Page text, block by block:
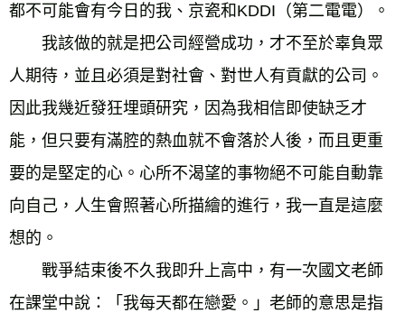
都不可能會有今日的我、京瓷和KDDI（第二電電）。
我該做的就是把公司經營成功，才不至於辜負眾
人期待，並且必須是對社會、對世人有貢獻的公司。
因此我幾近發狂埋頭研究，因為我相信即使缺乏才
能，但只要有滿腔的熱血就不會落於人後，而且更重
要的是堅定的心。心所不渴望的事物絕不可能自動靠
向自己，人生會照著心所描繪的進行，我一直是這麼
想的。
戰爭結束後不久我即升上高中，有一次國文老師
在課堂中說：「我每天都在戀愛。」老師的意思是指